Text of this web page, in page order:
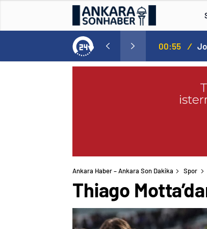
00:55 /
Ankara Haber – Ankara Son Dakika Spor
Thiago